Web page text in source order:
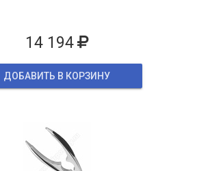
14 194
ДОБАВИТЬ В КОРЗИНУ